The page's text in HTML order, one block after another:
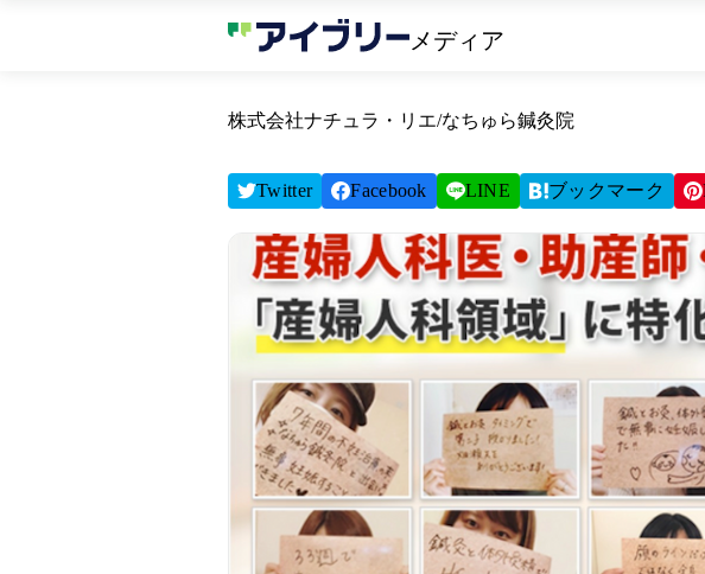
メディア
株式会社ナチュラ・リエ/なちゅら鍼灸院
Twitter Facebook LINE ブックマーク